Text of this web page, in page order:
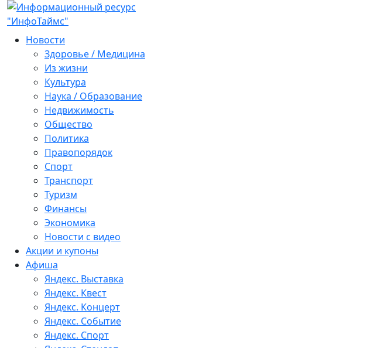
Новости
Здоровье / Медицина
Из жизни
Культура
Наука / Образование
Недвижимость
Общество
Политика
Правопорядок
Спорт
Транспорт
Туризм
Финансы
Экономика
Новости с видео
Акции и купоны
Афиша
Яндекс. Выставка
Яндекс. Квест
Яндекс. Концерт
Яндекс. Событие
Яндекс. Спорт